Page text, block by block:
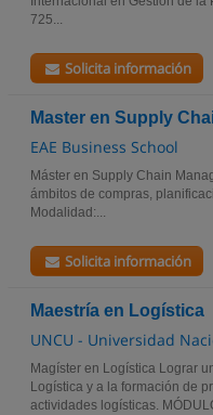
725...
Solicita información
Master en Supply
EAE Business School
Máster en Supply Chain
ámbitos de compras,
Modalidad:...
Solicita información
Maestría en Logística
UNCU - Universidad
Magíster en Logística Lograr
Logística y a la formación de
actividades logísticas.